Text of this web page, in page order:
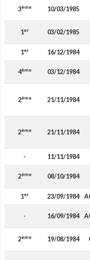
3ème 10/03/1985
1er 03/02/1985
1er 16/12/1984
4ème 03/12/1984
2ème 21/11/1984
2ème 21/11/1984
- 11/11/1984
2ème 08/10/1984
1er 23/09/1984
- 16/09/1984
2ème 19/08/1984